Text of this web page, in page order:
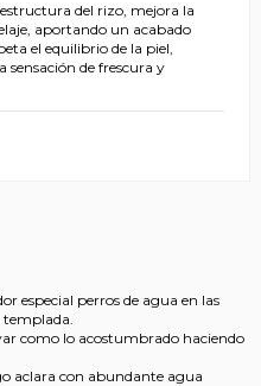
del rizo, mejora la
aportando un acabado
el equilibrio de la piel,
sensación de frescura y
especial perros de agua en las
templada.
como lo acostumbrado haciendo
aclara con abundante agua